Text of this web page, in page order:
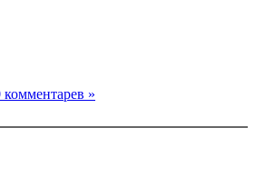
комментарев »